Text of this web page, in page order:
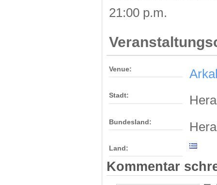
21:00 p.m.
Venue:
Stadt:
Bundesland:
Land:
Kommentar